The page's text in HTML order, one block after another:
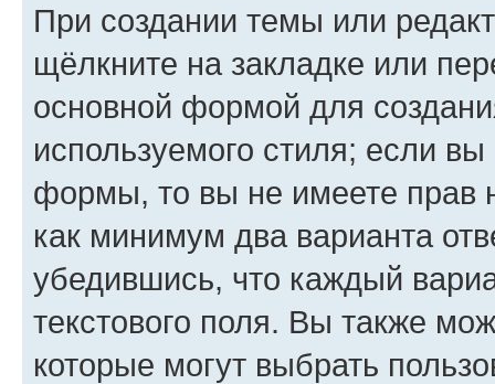
При создании темы или
щёлкните на закладке или
основной формой для
используемого стиля; если
формы, то вы не имеете прав
как минимум два варианта
убедившись, что каждый
текстового поля. Вы также
которые могут выбрать